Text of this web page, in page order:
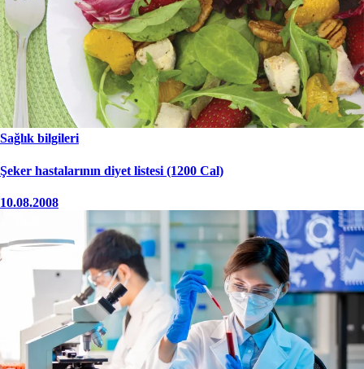
Sağlık bilgileri
Şeker hastalarının diyet listesi (1200 Cal)
10.08.2008